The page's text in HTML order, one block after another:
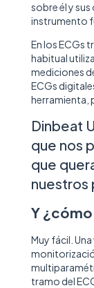
sobre ély sus
instrumento
En los ECGs
habitual
mediciones
ECGs
herramienta,
Dinbeat
que nos
que
nuestros
Y
Muy fácil.
tramo del